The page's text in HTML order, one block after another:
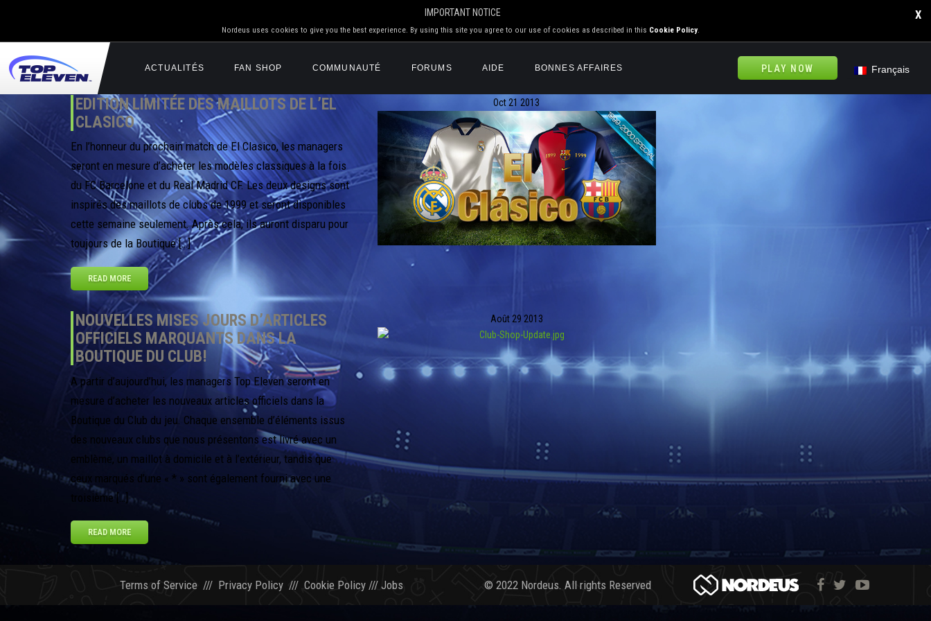
X
IMPORTANT NOTICE
Nordeus uses cookies to give you the best experience. By using this site you agree to our use of cookies as described in this Cookie Policy.
PLAY NOW Français
ACTUALITÉS FAN SHOP COMMUNAUTÉ FORUMS AIDE BONNES AFFAIRES
EDITION LIMITÉE DES MAILLOTS DE L’EL
CLASICO
En l’honneur du prochain match de El Clasico, les managers
seront en mesure d’acheter les modèles classiques à la fois
du FC Barcelone et du Real Madrid CF. Les deux designs sont
inspirés des maillots de clubs de 1999 et seront disponibles
cette semaine seulement. Après cela, ils auront disparu pour
toujours de la Boutique […]
READ MORE
Oct 21 2013
NOUVELLES MISES JOURS D’ARTICLES
OFFICIELS MARQUANTS DANS LA
BOUTIQUE DU CLUB!
A partir d’aujourd’hui, les managers Top Eleven seront en
mesure d’acheter les nouveaux articles officiels dans la
Boutique du Club du jeu. Chaque ensemble d’éléments issus
des nouveaux clubs que nous présentons est livré avec un
emblème, un maillot à domicile et à l’extérieur, tandis que
ceux marqués d’une « * » sont également fourni avec une
troisième […]
READ MORE
Août 29 2013
Terms of Service/// Privacy Policy/// Cookie Policy/// Jobs © 2022 Nordeus. All rights Reserved